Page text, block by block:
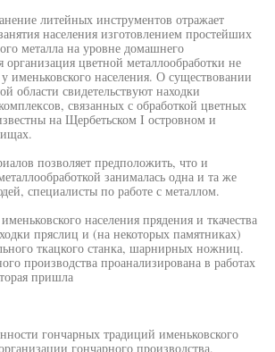
литейных инструментов отражает
населения изготовлением простейших
металла на уровне домашнего
организация цветной металлообработки не
именьковского населения. О существовании
области свидетельствуют находки
связанных с обработкой цветных
на Щербетьском I островном и
позволяет предположить, что и
занималась одна и та же
специалисты по работе с металлом.
населения прядения и ткачества
пряслиц и (на некоторых памятниках)
ткацкого станка, шарнирных ножниц.
производства проанализирована в работах
пришла
гончарных традиций именьковского
гончарного производства,